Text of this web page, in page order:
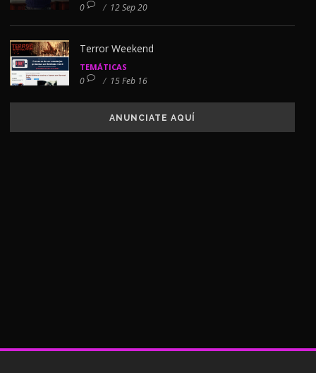
0 / 12 Sep 20
Terror Weekend
TEMÁTICAS
0 / 15 Feb 16
ANUNCIATE AQUÍ